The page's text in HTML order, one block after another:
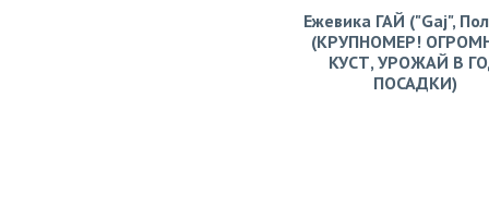
Ежевика ГАЙ ("Gaj",
(КРУПНОМЕР!
КУСТ, УРОЖАЙ В
ПОСАДКИ)